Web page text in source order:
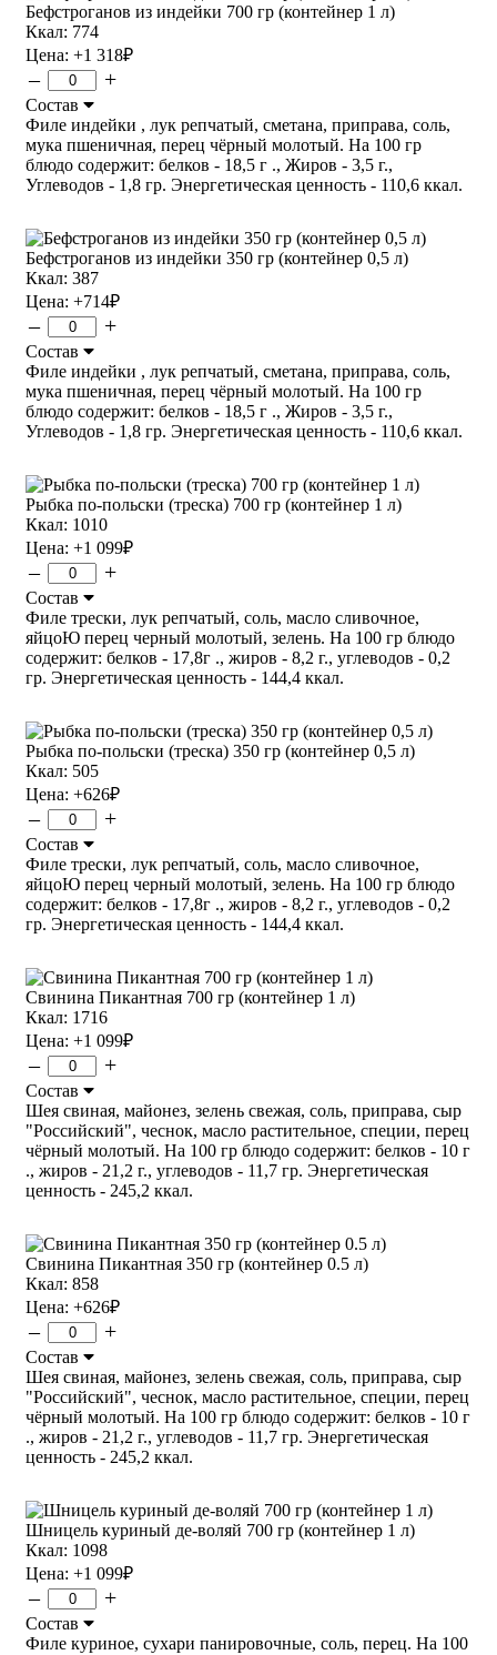
Бефстроганов из индейки 700 гр (контейнер 1 л)
Ккал: 774
Цена: +1 318₽
– +
Состав
Филе индейки , лук репчатый, сметана, приправа, соль,
мука пшеничная, перец чёрный молотый. На 100 гр
блюдо содержит: белков - 18,5 г ., Жиров - 3,5 г.,
Углеводов - 1,8 гр. Энергетическая ценность - 110,6 ккал.
Бефстроганов из индейки 350 гр (контейнер 0,5 л)
Ккал: 387
Цена: +714₽
– +
Состав
Филе индейки , лук репчатый, сметана, приправа, соль,
мука пшеничная, перец чёрный молотый. На 100 гр
блюдо содержит: белков - 18,5 г ., Жиров - 3,5 г.,
Углеводов - 1,8 гр. Энергетическая ценность - 110,6 ккал.
Рыбка по-польски (треска) 700 гр (контейнер 1 л)
Ккал: 1010
Цена: +1 099₽
– +
Состав
Филе трески, лук репчатый, соль, масло сливочное,
яйцоЮ перец черный молотый, зелень. На 100 гр блюдо
содержит: белков - 17,8г ., жиров - 8,2 г., углеводов - 0,2
гр. Энергетическая ценность - 144,4 ккал.
Рыбка по-польски (треска) 350 гр (контейнер 0,5 л)
Ккал: 505
Цена: +626₽
– +
Состав
Филе трески, лук репчатый, соль, масло сливочное,
яйцоЮ перец черный молотый, зелень. На 100 гр блюдо
содержит: белков - 17,8г ., жиров - 8,2 г., углеводов - 0,2
гр. Энергетическая ценность - 144,4 ккал.
Свинина Пикантная 700 гр (контейнер 1 л)
Ккал: 1716
Цена: +1 099₽
– +
Состав
Шея свиная, майонез, зелень свежая, соль, приправа, сыр
"Российский", чеснок, масло растительное, специи, перец
чёрный молотый. На 100 гр блюдо содержит: белков - 10 г
., жиров - 21,2 г., углеводов - 11,7 гр. Энергетическая
ценность - 245,2 ккал.
Свинина Пикантная 350 гр (контейнер 0.5 л)
Ккал: 858
Цена: +626₽
– +
Состав
Шея свиная, майонез, зелень свежая, соль, приправа, сыр
"Российский", чеснок, масло растительное, специи, перец
чёрный молотый. На 100 гр блюдо содержит: белков - 10 г
., жиров - 21,2 г., углеводов - 11,7 гр. Энергетическая
ценность - 245,2 ккал.
Шницель куриный де-воляй 700 гр (контейнер 1 л)
Ккал: 1098
Цена: +1 099₽
– +
Состав
Филе куриное, сухари панировочные, соль, перец. На 100